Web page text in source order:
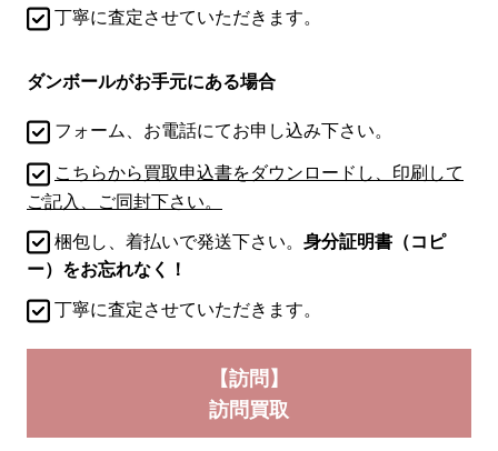
丁寧に査定させていただきます。
ダンボールがお手元にある場合
フォーム、お電話にてお申し込み下さい。
こちらから買取申込書をダウンロードし、印刷して
ご記入、ご同封下さい。
梱包し、着払いで発送下さい。 身分証明書（コピ
ー）をお忘れなく！
丁寧に査定させていただきます。
【訪問】
訪問買取